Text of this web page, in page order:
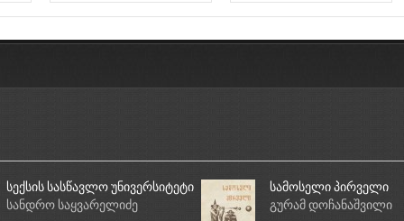
სექსის სასწავლო უნივერსიტეტი
სანდრო საყვარელიძე
სამოსელი პირველი
გურამ დოჩანაშვილი